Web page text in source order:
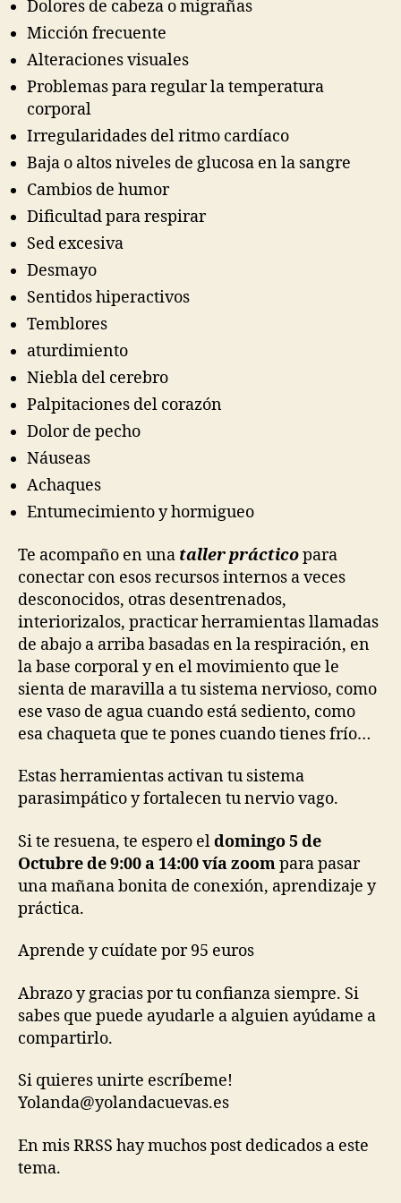
Dolores de cabeza o migrañas
Micción frecuente
Alteraciones visuales
Problemas para regular la temperatura
corporal
Irregularidades del ritmo cardíaco
Baja o altos niveles de glucosa en la sangre
Cambios de humor
Dificultad para respirar
Sed excesiva
Desmayo
Sentidos hiperactivos
Temblores
aturdimiento
Niebla del cerebro
Palpitaciones del corazón
Dolor de pecho
Náuseas
Achaques
Entumecimiento y hormigueo
Te acompaño en una taller prácticopara
conectar con esos recursos internos a veces
desconocidos, otras desentrenados,
interiorizalos, practicar herramientas llamadas
de abajo a arriba basadas en la respiración, en
la base corporal y en el movimiento que le
sienta de maravilla a tu sistema nervioso, como
ese vaso de agua cuando está sediento, como
esa chaqueta que te pones cuando tienes frío…
Estas herramientas activan tu sistema
parasimpático y fortalecen tu nervio vago.
Si te resuena, te espero eldomingo 5 de
Octubre de 9:00 a 14:00 vía zoompara pasar
una mañana bonita de conexión, aprendizaje y
práctica.
Aprende y cuídate por 95 euros
Abrazo y gracias por tu confianza siempre. Si
sabes que puede ayudarle a alguien ayúdame a
compartirlo.
Si quieres unirte escríbeme!
Yolanda@yolandacuevas.es
En mis RRSS hay muchos post dedicados a este
tema.